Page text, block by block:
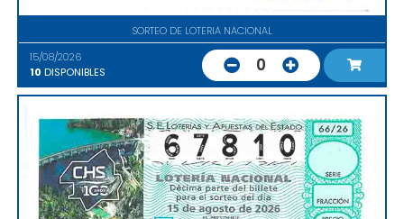
SORTEO DE LOTERIA NACIONAL
15/08/2026
10 DISPONIBLES 0